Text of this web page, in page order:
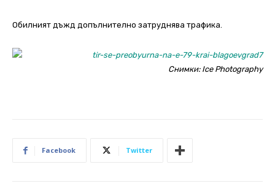
Oбилният дъжд допълнително затруднява трафика.
Снимки: Ice Photography
Facebook Twitter